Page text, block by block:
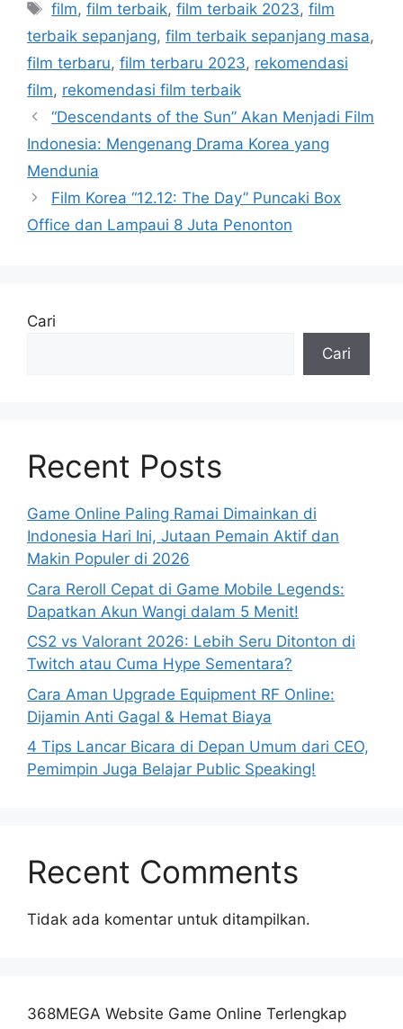
Tag
film,film terbaik,film terbaik 2023,film
terbaik sepanjang, film terbaik sepanjang masa,
film terbaru, film terbaru 2023, rekomendasi
film, rekomendasi film terbaik
“Descendants of the Sun” Akan Menjadi Film
Indonesia: Mengenang Drama Korea yang
Mendunia
Film Korea “12.12: The Day” Puncaki Box
Office dan Lampaui 8 Juta Penonton
Cari
Cari
Recent Posts
Game Online Paling Ramai Dimainkan di
Indonesia Hari Ini, Jutaan Pemain Aktif dan
Makin Populer di 2026
Cara Reroll Cepat di Game Mobile Legends:
Dapatkan Akun Wangi dalam 5 Menit!
CS2 vs Valorant 2026: Lebih Seru Ditonton di
Twitch atau Cuma Hype Sementara?
Cara Aman Upgrade Equipment RF Online:
Dijamin Anti Gagal & Hemat Biaya
4 Tips Lancar Bicara di Depan Umum dari CEO,
Pemimpin Juga Belajar Public Speaking!
Recent Comments
Tidak ada komentar untuk ditampilkan.
368MEGA Website Game Online Terlengkap